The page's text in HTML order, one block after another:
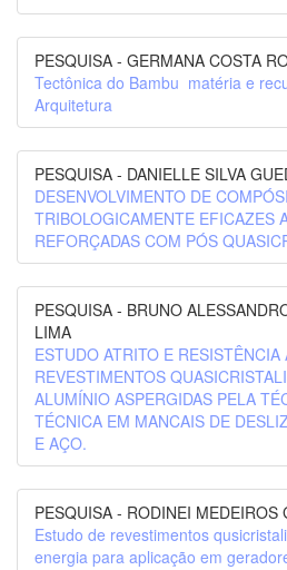
PESQUISA - GERMANA COSTA
Tectônica do Bambu  matéria e
Arquitetura
PESQUISA - DANIELLE SILVA
DESENVOLVIMENTO DE
TRIBOLOGICAMENTE EFICAZES
REFORÇADAS COM PÓS
PESQUISA - BRUNO
LIMA
ESTUDO ATRITO E
REVESTIMENTOS
ALUMÍNIO ASPERGIDAS PELA
TÉCNICA EM MANCAIS DE
E AÇO.
PESQUISA - RODINEI MEDEIROS
Estudo de revestimentos
energia para aplicação em